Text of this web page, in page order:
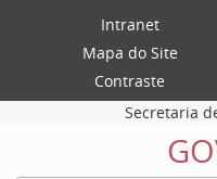
Intranet
Mapa do Site
Contraste
Secretaria